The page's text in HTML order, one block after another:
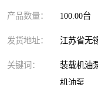
产品数量： 100.00台
发货地址： 江苏省无
关键词：
装载机油
机油泵